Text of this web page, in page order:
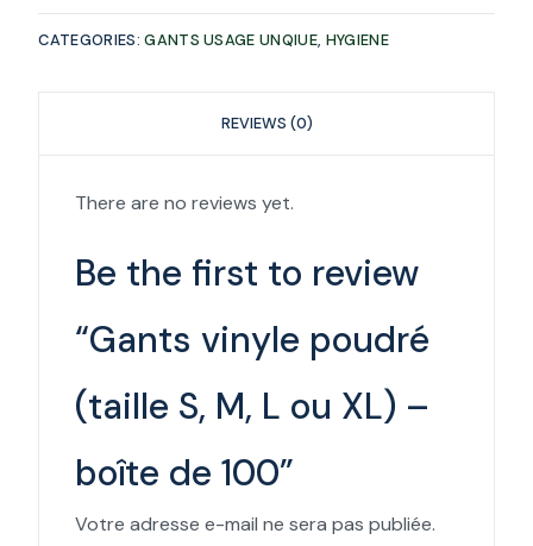
CATEGORIES:GANTS USAGE UNQIUE, HYGIENE
REVIEWS (0)
There are no reviews yet.
Be the first to review
“Gants vinyle poudré
(taille S, M, L ou XL) –
boîte de 100”
Votre adresse e-mail ne sera pas publiée.